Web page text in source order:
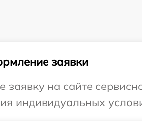
заявки
заявку на сайте
индивидуальных